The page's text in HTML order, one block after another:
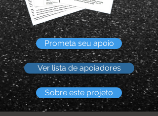
Prometa seu apoio
Ver lista de apoiadores
Sobre este projeto